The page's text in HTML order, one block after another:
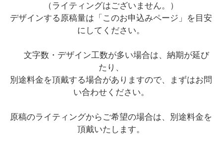
（ライティングはございません。）
デザインする原稿量は「このお申込みページ」を目安
にしてください。
文字数・デザイン工数が多い場合は、納期が延び
たり、
別途料金を頂戴する場合がありますので、まずはお問
い合わせください。
原稿のライティングからご希望の場合は、別途料金を
頂戴いたします。